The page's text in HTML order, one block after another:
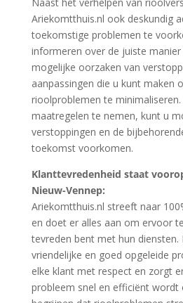
Naast het verhelpen van
Ariekomtthuis.nl ook deskundig
toekomstige problemen te
informeren over de juiste
mogelijke oorzaken van
aanpassingen die u kunt maken
rioolproblemen te
maatregelen te nemen, kunt u
verstoppingen en de
toekomst voorkomen.
Klanttevredenheid staat
Nieuw-Vennep:
Ariekomtthuis.nl streeft naar
en doet er alles aan om ervoor
tevreden bent met hun diensten.
vriendelijke en goed opgeleide
elke klant met respect en zorgt
probleem snel en efficiënt wordt